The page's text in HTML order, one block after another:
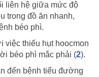
liên hệ giữa mức độ
trong đồ ăn nhanh,
béo phì.
việc thiếu hụt hoocmon
béo phì mắc phải (2).
đến bệnh tiểu đường